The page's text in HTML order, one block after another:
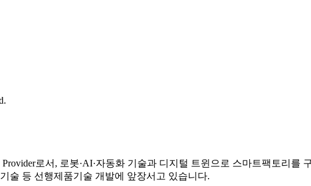
로서, 로봇·AI·자동화 기술과 디지털 트윈으로 스마트팩토리를
술 등 선행제품기술 개발에 앞장서고 있습니다.